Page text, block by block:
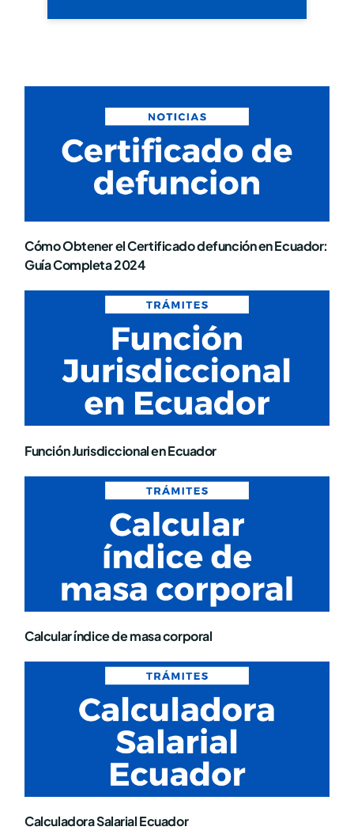
Cómo Obtener el Certificado defunción en Ecuador:
Guía Completa 2024
Función Jurisdiccional en Ecuador
Calcular índice de masa corporal
Calculadora Salarial Ecuador